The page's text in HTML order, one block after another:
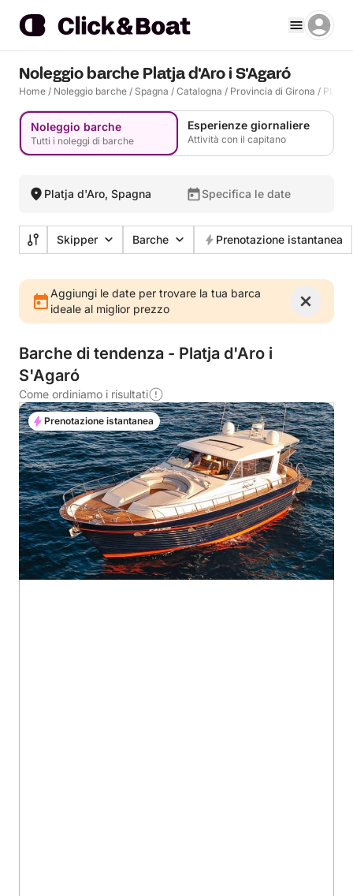
Noleggio barche Platja d'Aro i S'Agaró
Home / Noleggio barche / Spagna / Catalogna / Provincia di Girona / Platja
Noleggio barche
Tutti i noleggi di barche
Esperienze giornaliere
Attività con il capitano
Platja d'Aro, Spagna Specifica le date
Skipper Barche Prenotazione istantanea
Aggiungi le date per trovare la tua barca
ideale al miglior prezzo
Barche di tendenza - Platja d'Aro i
S'Agaró
Come ordiniamo i risultati
Prenotazione istantanea